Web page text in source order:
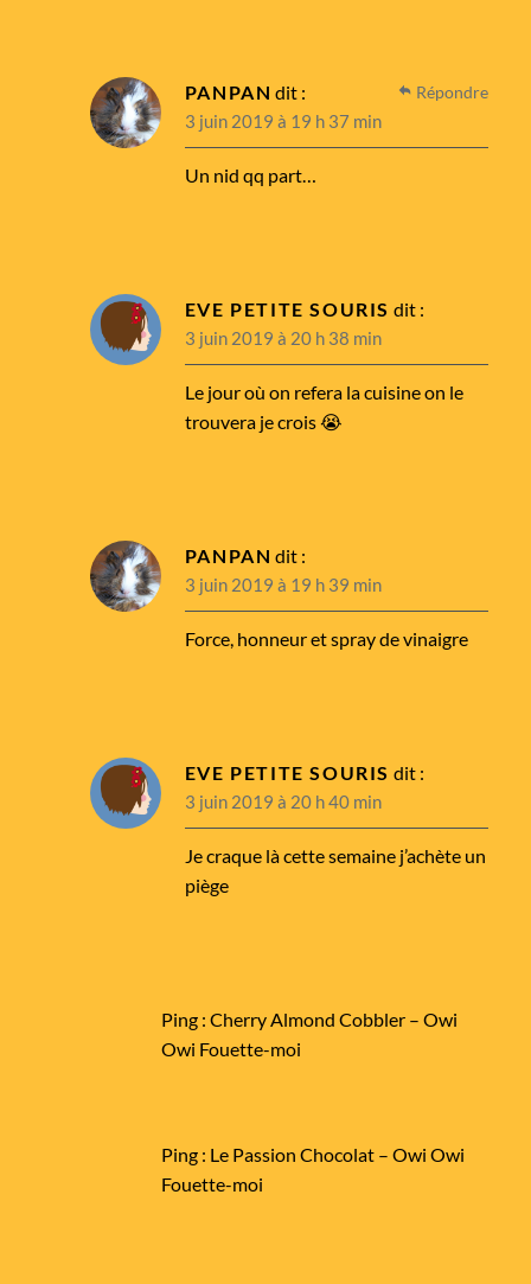
PANPAN dit :
3 juin 2019 à 19 h 37 min
Un nid qq part…
Répondre
EVE PETITE SOURIS dit :
3 juin 2019 à 20 h 38 min
Le jour où on refera la cuisine on le
trouvera je crois 😭
PANPAN dit :
3 juin 2019 à 19 h 39 min
Force, honneur et spray de vinaigre
EVE PETITE SOURIS dit :
3 juin 2019 à 20 h 40 min
Je craque là cette semaine j’achète un
piège
Ping : Cherry Almond Cobbler – Owi
Owi Fouette-moi
Ping : Le Passion Chocolat – Owi Owi
Fouette-moi